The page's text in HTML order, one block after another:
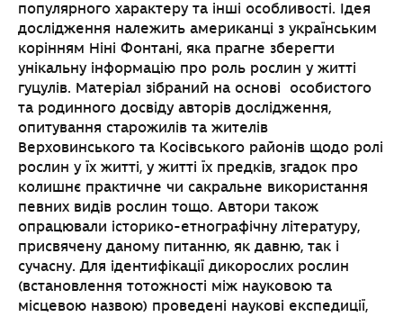
популярного характеру та інші особливості. Ідея
дослідження належить американці з українським
корінням Ніні Фонтані, яка прагне зберегти
унікальну інформацію про роль рослин у житті
гуцулів. Матеріал зібраний на основі особистого
та родинного досвіду авторів дослідження,
опитування старожилів та жителів
Верховинського та Косівського районів щодо ролі
рослин у їх житті, у житті їх предків, згадок про
колишнє практичне чи сакральне використання
певних видів рослин тощо. Автори також
опрацювали історико-етнографічну літературу,
присвячену даному питанню, як давню, так і
сучасну. Для ідентифікації дикорослих рослин
(встановлення тотожності між науковою та
місцевою назвою) проведені наукові експедиції,